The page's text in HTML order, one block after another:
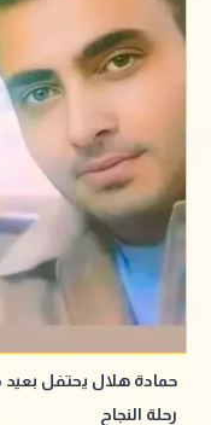
حمادة هلال يحتفل بعيد
رحلة النجاح